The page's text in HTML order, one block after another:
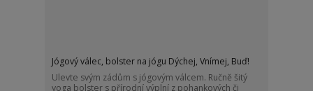
Jógový válec, bolster na jógu Dýchej, Vnímej, Buď!
Ulevte svým zádům s jógovým válcem. Ručně šitý
yoga bolster s přírodní výplní z pohankových či